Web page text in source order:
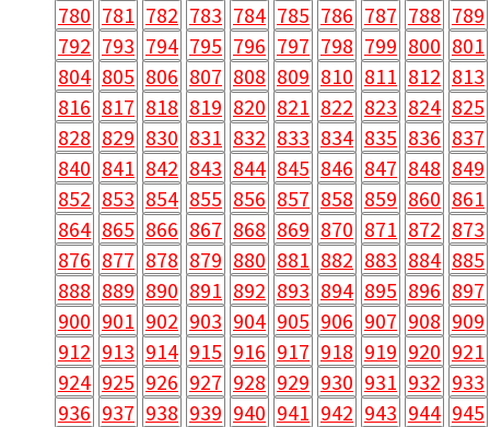
780 781 782 783 784 785 786 787 788 789
792 793 794 795 796 797 798 799 800 801
804 805 806 807 808 809 810 811 812 813
816 817 818 819 820 821 822 823 824 825
828 829 830 831 832 833 834 835 836 837
840 841 842 843 844 845 846 847 848 849
852 853 854 855 856 857 858 859 860 861
864 865 866 867 868 869 870 871 872 873
876 877 878 879 880 881 882 883 884 885
888 889 890 891 892 893 894 895 896 897
900 901 902 903 904 905 906 907 908 909
912 913 914 915 916 917 918 919 920 921
924 925 926 927 928 929 930 931 932 933
936 937 938 939 940 941 942 943 944 945